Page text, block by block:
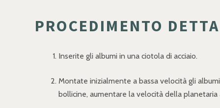
PROCEDIMENTO
Inserite gli albumi in una ciotola di acciaio.
Montate inizialmente a bassa velocità gli
bollicine, aumentare la velocità della planetaria